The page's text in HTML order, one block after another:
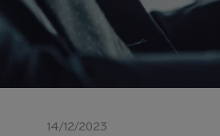
14/12/2023